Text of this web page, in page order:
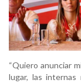
“Quiero anunciar
lugar, las internas